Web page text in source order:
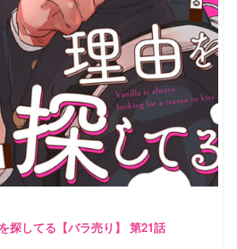
探してる【バラ売り】 第21話